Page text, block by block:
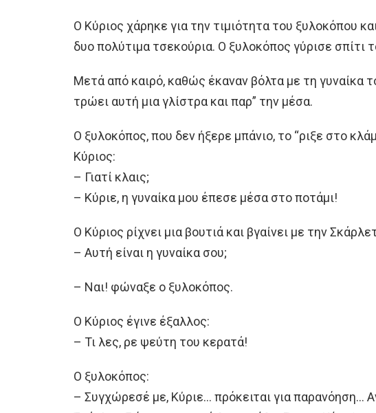
Ο Κύριος χάρηκε για την τιμιότητα του ξυλοκόπου
δυο πολύτιμα τσεκούρια. Ο ξυλοκόπος γύρισε σπίτι
Μετά από καιρό, καθώς έκαναν βόλτα με τη γυναίκα
τρώει αυτή μια γλίστρα και παρ” την μέσα.
Ο ξυλοκόπος, που δεν ήξερε μπάνιο, το “ριξε στο
Κύριος:
– Γιατί κλαις;
– Κύριε, η γυναίκα μου έπεσε μέσα στο ποτάμι!
Ο Κύριος ρίχνει μια βουτιά και βγαίνει με την
– Αυτή είναι η γυναίκα σου;
– Ναι! φώναξε ο ξυλοκόπος.
Ο Κύριος έγινε έξαλλος:
– Τι λες, ρε ψεύτη του κερατά!
Ο ξυλοκόπος:
– Συγχώρεσέ με, Κύριε… πρόκειται για παρανόηση…